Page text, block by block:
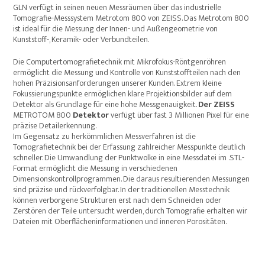
GLN verfügt in seinen neuen Messräumen über das industrielle
Tomografie-Messsystem Metrotom 800 von ZEISS. Das Metrotom 800
ist ideal für die Messung der Innen- und Außengeometrie von
Kunststoff-, Keramik- oder Verbundteilen.
Die Computertomografietechnik mit Mikrofokus-Röntgenröhren
ermöglicht die Messung und Kontrolle von Kunststoffteilen nach den
hohen Präzisionsanforderungen unserer Kunden. Extrem kleine
Fokussierungspunkte ermöglichen klare Projektionsbilder auf dem
Detektor als Grundlage für eine hohe Messgenauigkeit.DerZEISS
METROTOM 800 Detektorverfügt über fast 3 Millionen Pixel für eine
präzise Detailerkennung.
Im Gegensatz zu herkömmlichen Messverfahren ist die
Tomografietechnik bei der Erfassung zahlreicher Messpunkte deutlich
schneller. Die Umwandlung der Punktwolke in eine Messdatei im .STL-
Format ermöglicht die Messung in verschiedenen
Dimensionskontrollprogrammen. Die daraus resultierenden Messungen
sind präzise und rückverfolgbar. In der traditionellen Messtechnik
können verborgene Strukturen erst nach dem Schneiden oder
Zerstören der Teile untersucht werden, durch Tomografie erhalten wir
Dateien mit Oberflächeninformationen und inneren Porositäten.